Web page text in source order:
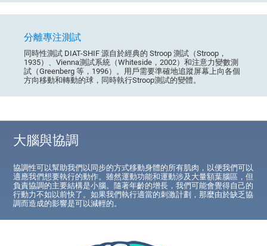
分離專注測試
同時性測試 DIAT-SHIF 源自於經典的 Stroop 測試（Stroop，
1935）、Vienna測試系統（Whiteside，2002）和注意力變數測
試（Greenberg 等，1996）。用戶需要準確地追蹤屏幕上向各個
方向移動和轉動的球，同時執行Stroop測試的變體。
大腦與協調
協調性可以幫助我們以同步的方式移動身體的所有肌肉，以便我們可以
適應我們想要執行的動作。雖然運動功能和運動涉及大量額葉腦區，但
負責協調的主要結構是小腦。隨著年齡的增長，我們可能會覺得自己的
行動力不如以前快了。如果我們執行適當的刺激計劃，那麼由於缺乏協
調而造成的影響是可以減輕的。